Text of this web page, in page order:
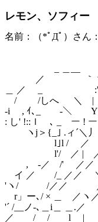
レモン、ソフィー
名前：（*ﾟДﾟ）さん
☆
＼、,
_ ＿__
／ ｀ヽ ｒ
＿ ／ _ :',
/ /しへ ＼ |
-i , ｲ､_ -＼ Y、
: し' !::ｌ ､ _ ー !
ヽj＞{_｣ .ィ´
l｣l / ／
l'/ ／ | ／
, -／ /' ／
イ ／ /_ ／／
'ヽ/ /／／ ／
r」ー､/ × ＿
'´ /__ノ-､＿i＿
／ / /